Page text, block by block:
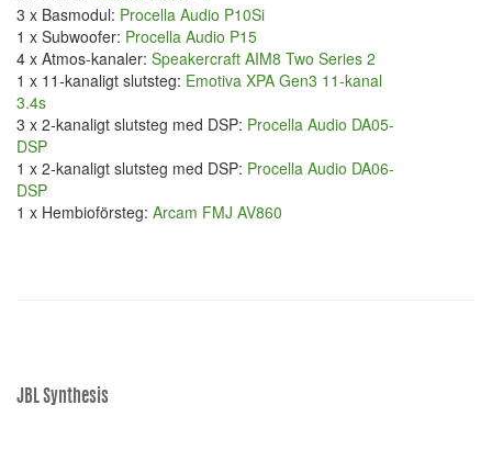
3 x Basmodul: Procella Audio P10Si
1 x Subwoofer: Procella Audio P15
4 x Atmos-kanaler: Speakercraft AIM8 Two Series 2
1 x 11-kanaligt slutsteg: Emotiva XPA Gen3 11-kanal
3.4s
3 x 2-kanaligt slutsteg med DSP: Procella Audio DA05-
DSP
1 x 2-kanaligt slutsteg med DSP: Procella Audio DA06-
DSP
1 x Hembioförsteg: Arcam FMJ AV860
JBL Synthesis